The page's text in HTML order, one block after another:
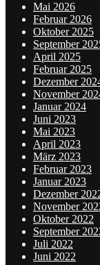
Mai 2026
Februar 2026
Oktober 2025
September
April 2025
Februar 2025
Dezember
November
Januar 2024
Juni 2023
Mai 2023
April 2023
März 2023
Februar 2023
Januar 2023
Dezember
November
Oktober 2022
September
Juli 2022
Juni 2022